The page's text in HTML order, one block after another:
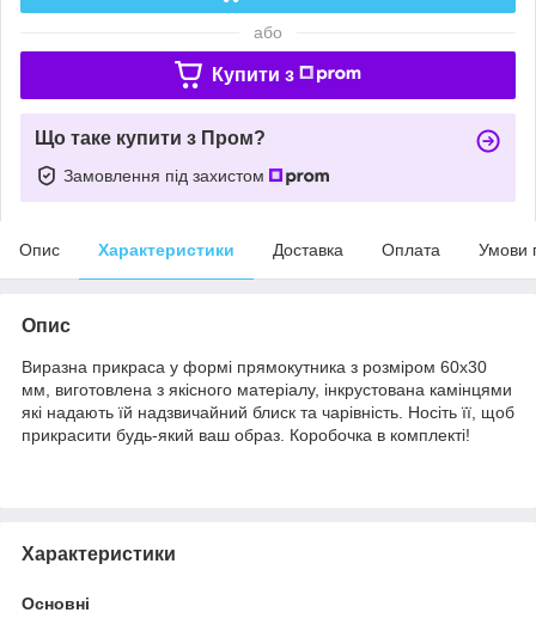
або
Купити з
Що таке купити з Пром?
Замовлення під захистом
Опис Характеристики Доставка Оплата Умови
Опис
Виразна прикраса у формі прямокутника з розміром 60x30
мм, виготовлена з якісного матеріалу, інкрустована камінцями
які надають їй надзвичайний блиск та чарівність. Носіть її, щоб
прикрасити будь-який ваш образ. Коробочка в комплекті!
Характеристики
Основні